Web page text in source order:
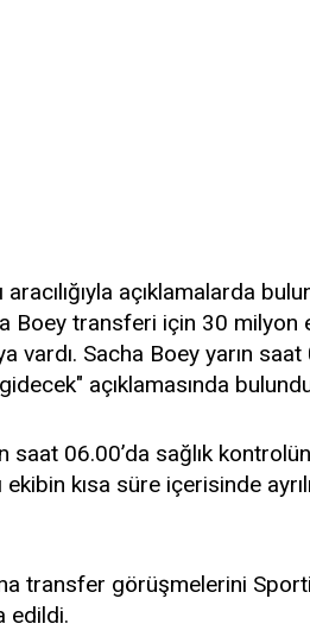
açıklamalarda
Boey transferi için 30 milyon
vardı. Sacha Boey yarın
açıklamasında
saat 06.00’da sağlık
ekibin kısa süre içerisinde
transfer görüşmelerini
edildi.